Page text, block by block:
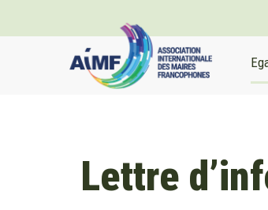
Lettre